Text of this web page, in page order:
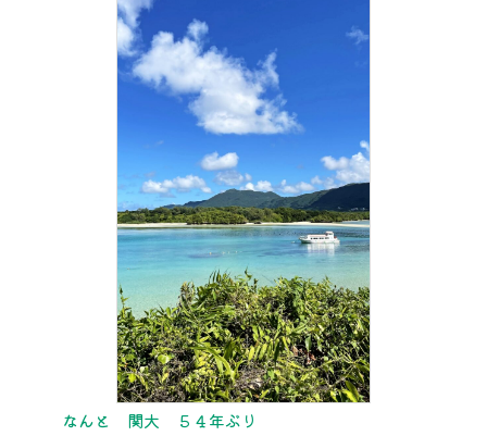
なんと 関大 ５４年ぶり